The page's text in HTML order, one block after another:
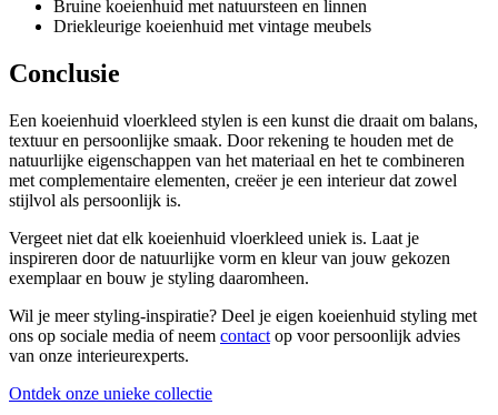
Bruine koeienhuid met natuursteen en linnen
Driekleurige koeienhuid met vintage meubels
Conclusie
Een koeienhuid vloerkleed stylen is een kunst die draait om balans,
textuur en persoonlijke smaak. Door rekening te houden met de
natuurlijke eigenschappen van het materiaal en het te combineren
met complementaire elementen, creëer je een interieur dat zowel
stijlvol als persoonlijk is.
Vergeet niet dat elk koeienhuid vloerkleed uniek is. Laat je
inspireren door de natuurlijke vorm en kleur van jouw gekozen
exemplaar en bouw je styling daaromheen.
Wil je meer styling-inspiratie? Deel je eigen koeienhuid styling met
ons op sociale media of neem contact op voor persoonlijk advies
van onze interieurexperts.
Ontdek onze unieke collectie